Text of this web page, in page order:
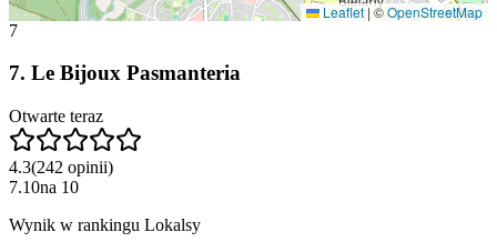
Leaflet |©OpenStreetMap
7
7. Le Bijoux Pasmanteria
Otwarte teraz
4.3(242 opinii)
7.10na 10
Wynik w rankingu Lokalsy